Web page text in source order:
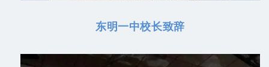
东明一中校长致辞